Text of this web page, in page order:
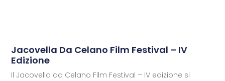
Jacovella Da Celano Film Festival – IV
Edizione
Il Jacovella da Celano Film Festival – IV edizione si